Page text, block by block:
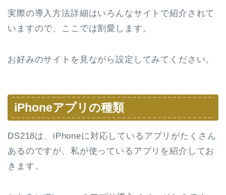
実際の導入方法詳細はいろんなサイトで紹介されて
いますので、ここでは割愛します。
お好みのサイトを見ながら設定してみてください。
iPhoneアプリの種類
DS218は、iPhoneに対応しているアプリがたくさん
あるのですが、私が使っているアプリを紹介してお
きます。